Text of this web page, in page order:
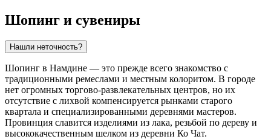
Шопинг и сувениры
Нашли неточность?
Шопинг в Намдине — это прежде всего знакомство с
традиционными ремеслами и местным колоритом. В городе
нет огромных торгово-развлекательных центров, но их
отсутствие с лихвой компенсируется рынками старого
квартала и специализированными деревнями мастеров.
Провинция славится изделиями из лака, резьбой по дереву и
высококачественным шелком из деревни Ко Чат.